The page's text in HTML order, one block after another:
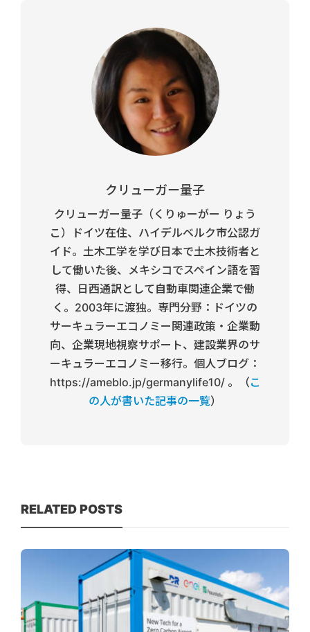
クリューガー量子
クリューガー量子（くりゅーがー りょう
こ）ドイツ在住、ハイデルベルク市公認ガ
イド。土木工学を学び日本で土木技術者と
して働いた後、メキシコでスペイン語を習
得、日西通訳として自動車関連企業で働
く。2003年に渡独。専門分野：ドイツの
サーキュラーエコノミー関連政策・企業動
向、企業現地視察サポート、建設業界のサ
ーキュラーエコノミー移行。個人ブログ：
https://ameblo.jp/germanylife10/ 。（こ
の人が書いた記事の一覧）
RELATED POSTS